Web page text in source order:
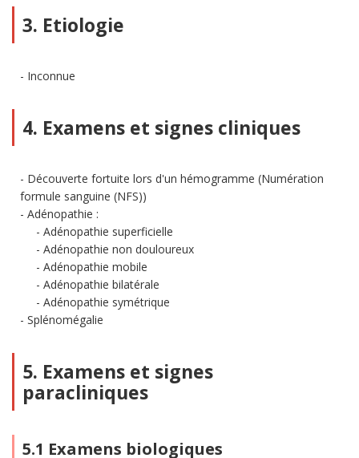
3. Etiologie
Inconnue
4. Examens et signes cliniques
Découverte fortuite lors d'un hémogramme (Numération
formule sanguine (NFS))
Adénopathie :
Adénopathie superficielle
Adénopathie non douloureux
Adénopathie mobile
Adénopathie bilatérale
Adénopathie symétrique
Splénomégalie
5. Examens et signes
paracliniques
5.1 Examens biologiques